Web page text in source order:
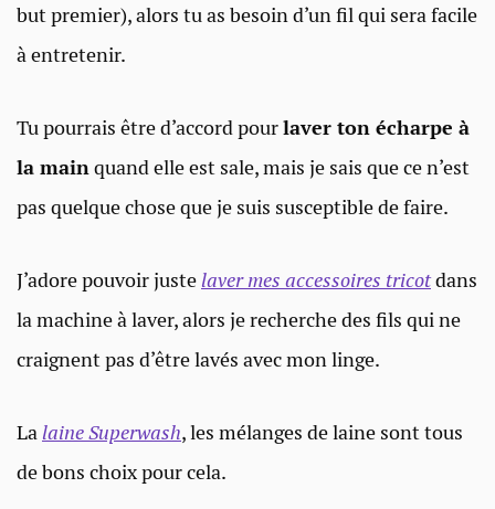
but premier), alors tu as besoin d’un fil qui sera facile
à entretenir.
Tu pourrais être d’accord pourlaver ton écharpe à
la mainquand elle est sale, mais je sais que ce n’est
pas quelque chose que je suis susceptible de faire.
J’adore pouvoir juste laver mes accessoires tricotdans
la machine à laver, alors je recherche des fils qui ne
craignent pas d’être lavés avec mon linge.
La laine Superwash, les mélanges de laine sont tous
de bons choix pour cela.